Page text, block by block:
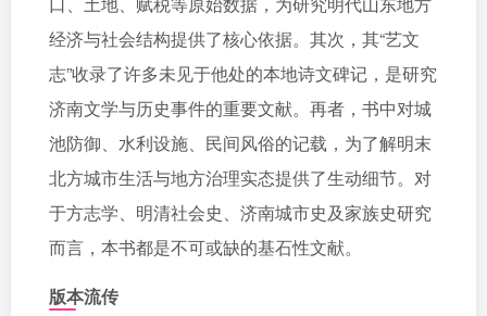
经济与社会结构提供了核心依据。其次，其“艺文
志”收录了许多未见于他处的本地诗文碑记，是研究
济南文学与历史事件的重要文献。再者，书中对城
池防御、水利设施、民间风俗的记载，为了解明末
北方城市生活与地方治理实态提供了生动细节。对
于方志学、明清社会史、济南城市史及家族史研究
而言，本书都是不可或缺的基石性文献。
版本流传